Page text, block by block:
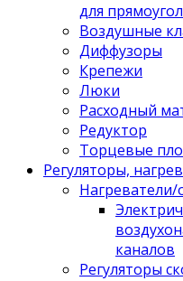
для
Воздушные
Диффузоры
Крепежи
Люки
Расходный
Редуктор
Торцевые
Регуляторы,
Нагреватели/
каналов
Регуляторы